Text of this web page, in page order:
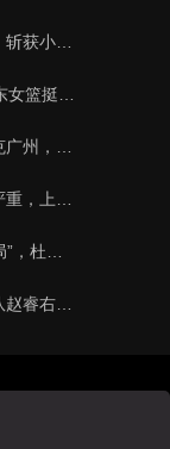
晋级8强
实力无可争议！
夫顿闹情绪
帅不合！
梦难圆
锋帅位风雨飘摇